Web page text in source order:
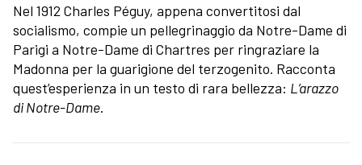
Nel 1912 Charles Péguy, appena convertitosi dal
socialismo, compie un pellegrinaggio da Notre-Dame di
Parigi a Notre-Dame di Chartres per ringraziare la
Madonna per la guarigione del terzogenito. Racconta
quest’esperienza in un testo di rara bellezza: L’arazzo
di Notre-Dame.